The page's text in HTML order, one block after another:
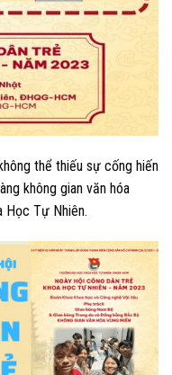
thể thiếu sự cống hiến
không gian văn hóa
Học Tự Nhiên.